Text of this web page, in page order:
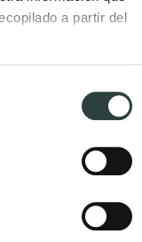
a partir del